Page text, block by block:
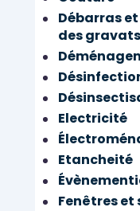
Débarras
des gravats
Electricité
Etancheité
Fenêtres et